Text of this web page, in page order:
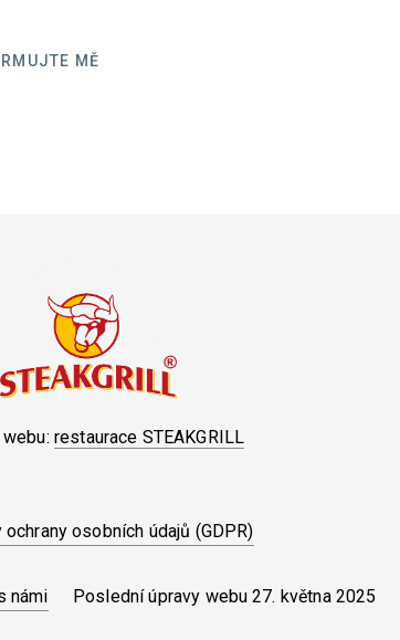
MĚ
restaurace STEAKGRILL
osobních údajů (GDPR)
námi Poslední úpravy webu 27. května 2025